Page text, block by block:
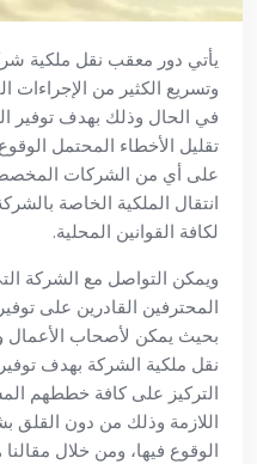
يأتي دور معقب نقل ملكية
وتسريع الكثير من الإجراءات
في الحال وذلك بهدف توفير
تقليل الأخطاء المحتمل
على أي من الشركات
انتقال الملكية الخاصة
لكافة القوانين المحلية.
ويمكن التواصل مع الشركة
المحترفين القادرين على
بحيث يمكن لأصحاب
نقل ملكية الشركة بهدف
التركيز على كافة خططهم
اللازمة وذلك من دون القلق
الوقوع فيها، ومن خلال